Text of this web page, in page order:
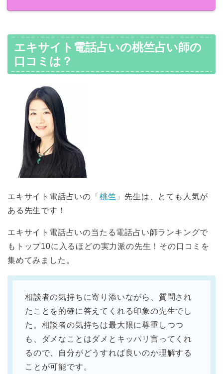
エキサイト電話占いの桃竺占い師の
口コミは？
エキサイト電話占いの「 桃竺 」先生は、とても人気が
ある先生です！
エキサイト電話占いの当たる電話占い師ランキングで
もトップ10に入るほどの実力派の先生！その口コミを
集めてみました。
相談者の気持ちに寄り添いながら、質問され
たことを的確に答えてくれる印象の先生でし
た。相談者の気持ちは最大限に尊重しつつ
も、ダメなことはダメとキッパリ言ってくれ
るので、自分がどうすれば良いのか理解する
ことが可能です。